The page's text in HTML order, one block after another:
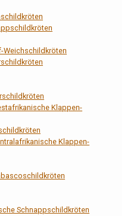
Weichschildkröten
Klappen-
Klappen-
Schnappschildkröten